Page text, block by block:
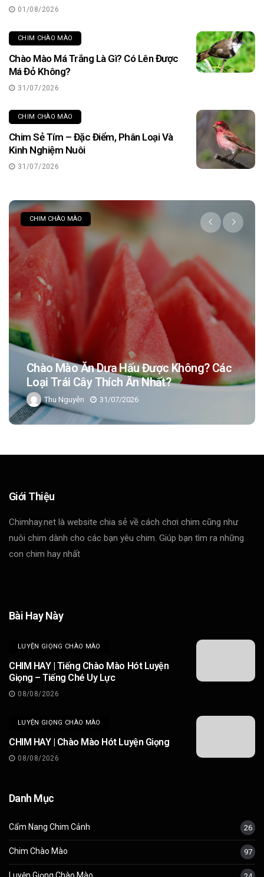
01/08/2026
CHIM CHÀO MÀO
Chào Mào Má Trắng Là Gì? Có Lên Được
Má Đỏ Không?
31/07/2026
CHIM CHÀO MÀO
Chim Sẻ Tím – Đặc Điểm, Phân Loại Và
Kinh Nghiệm Nuôi
31/07/2026
CHIM CHÀO MÀO
Chào Mào Ăn Dưa Hấu Được Không? Các
Loại Trái Cây Thích Ăn Nhất?
Thu Nguyễn 31/07/2026
Giới Thiệu
Chimhay.net là website chia sẻ về cách chơi chim cũng như
nuôi chim dành cho các bạn yêu chim. Giúp bạn tìm ra những
con chim hay nhất
Bài Hay Này
LUYỆN GIỌNG CHÀO MÀO
CHIM HAY | Tiếng Chào Mào Hót Luyện
Giọng – Tiếng Ché Uy Lực
08/08/2026
LUYỆN GIỌNG CHÀO MÀO
CHIM HAY | Chào Mào Hót Luyện Giọng
08/08/2026
Danh Mục
Cẩm Nang Chim Cảnh 26
Chim Chào Mào 97